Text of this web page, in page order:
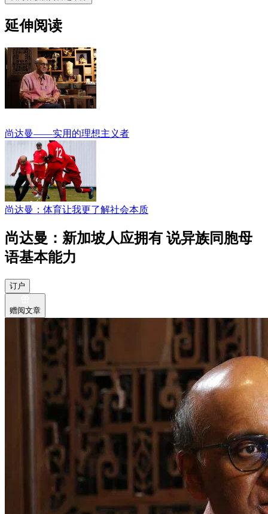
延伸阅读
尚达曼——实用的理想主义者
尚达曼：体育让我更了解社会本质
尚达曼：新加坡人应拥有 说异族同胞母
语基本能力
订户
赠阅文章